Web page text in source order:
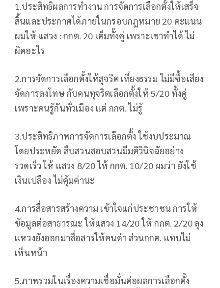
1.ประสิทธิผลการทำงาน การจัดการเลือกตั้งให้เสร็จ
สิ้นและประกาศได้ภายในกรอบกฎหมาย 20 คะแนน
ผมให้ แสวง : กกต. 20 เต็มทั้งคู่ เพราะเขาทำได้ ไม่
ผิดอะไร
2.การจัดการเลือกตั้งให้สุจริต เที่ยงธรรม ไม่มีซื้อเสียง
จัดการลงโทษ กับคนทุจริตเลือกตั้งให้ 5/20 ทั้งคู่
เพราะคนรู้กันทั่วเมือง แต่ กกต. ไม่รู้
3.ประสิทธิภาพการจัดการเลือกตั้ง ใช้งบประมาณ
โดยประหยัด สืบสวนสอบสวนมีมติวินิจฉัยอย่าง
รวดเร็ว ให้ แสวง 8/20 ให้ กกต. 10/20 ผมว่า ยังใช้
เงินเปลือง ไม่คุ้มค่านะ
4.การสื่อสารสร้างความ เข้าใจแก่ประชาชน การให้
ข้อมูลต่อสาธารณะ ให้แสวง 14/20 ให้ กกต. 2/20 ลุง
แหวงยังออกมาสื่อสารให้คนด่า ส่วนกกต. แทบไม่
เห็นหน้า
5.ภาพรวมในเรื่องความเชื่อมั่นต่อผลการเลือกตั้ง